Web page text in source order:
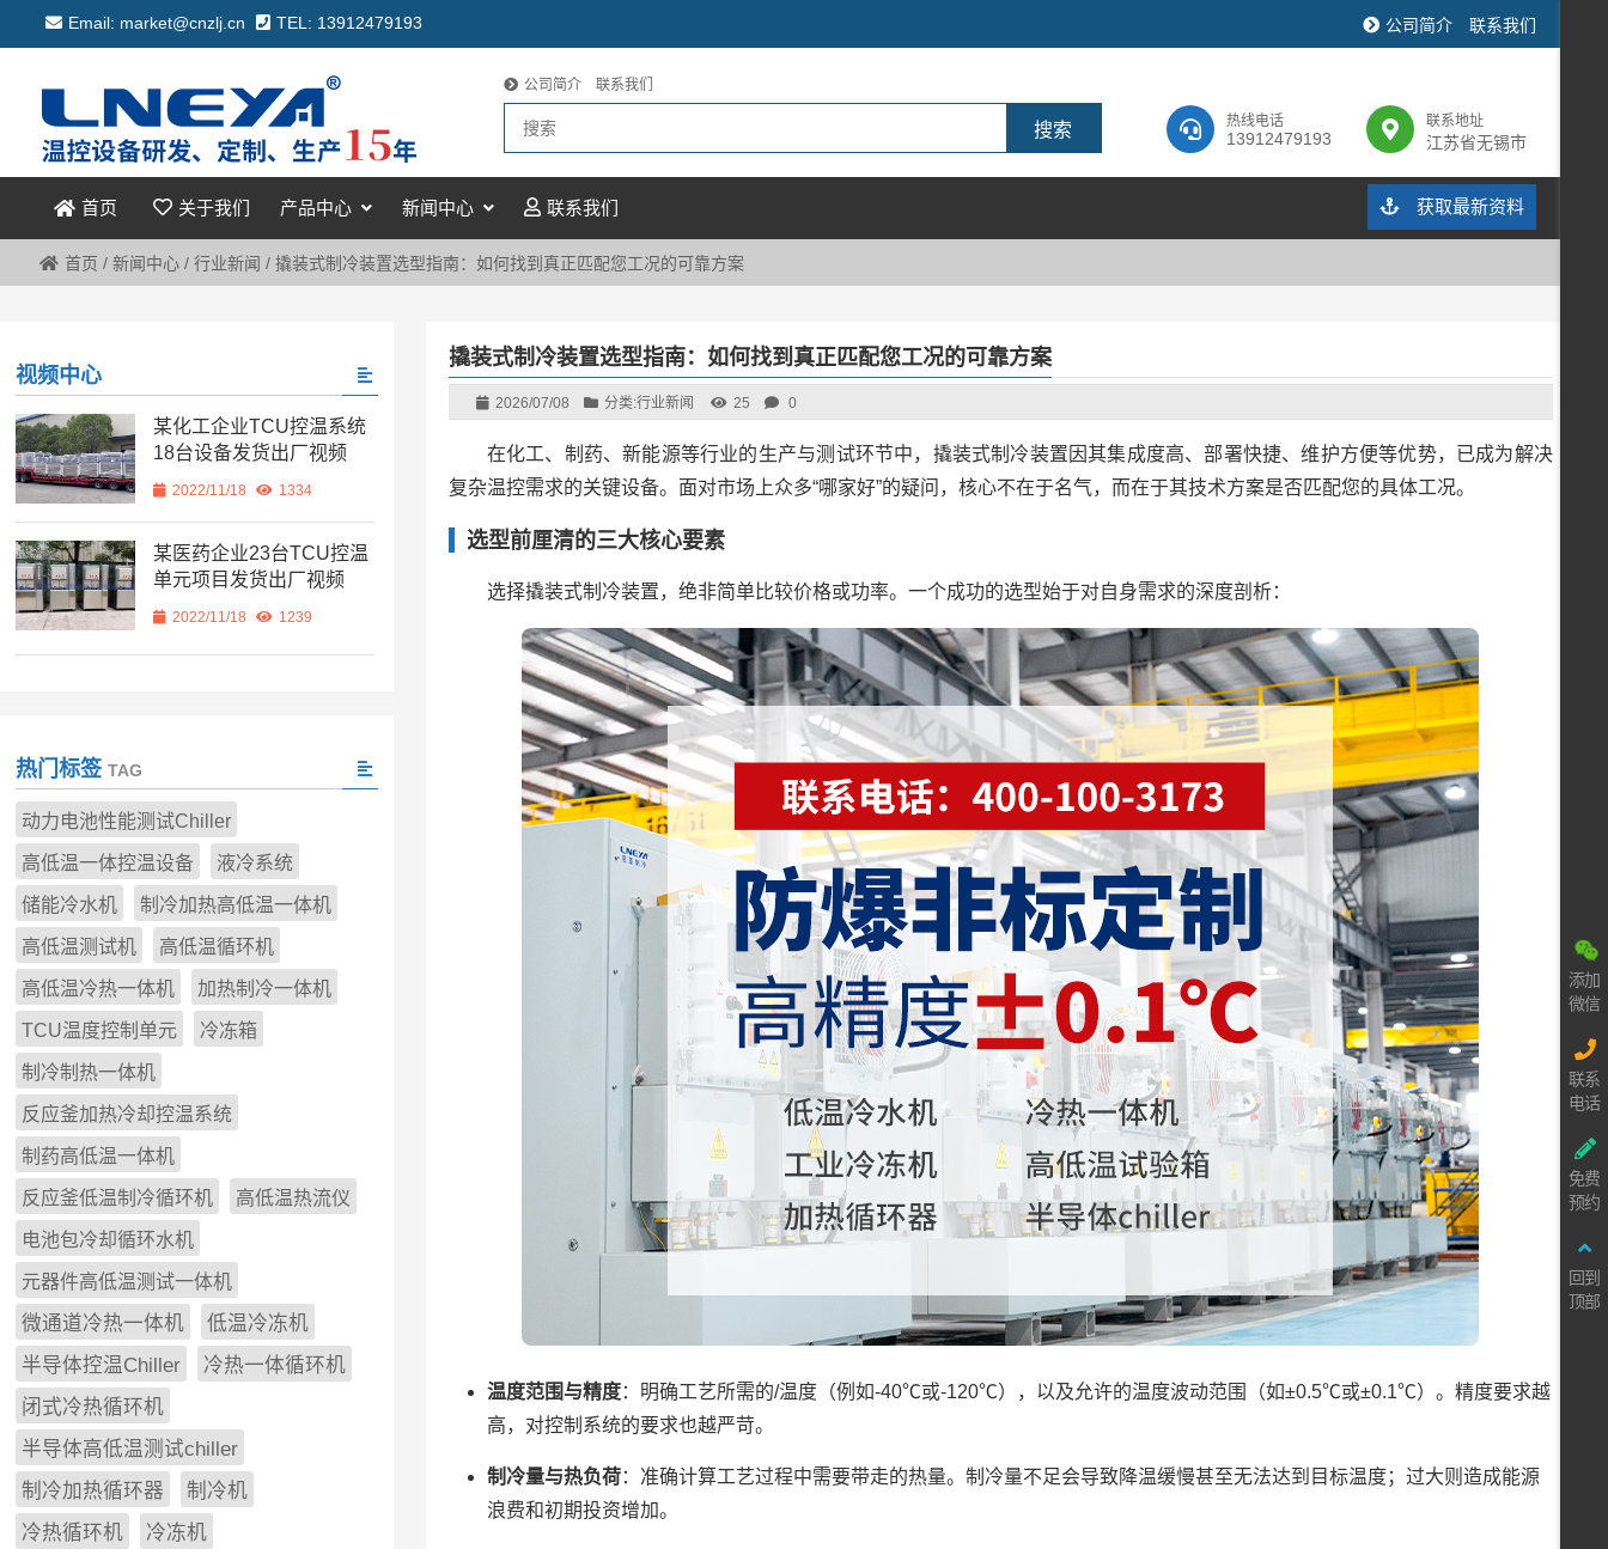
Email: market@cnzlj.cn TEL: 13912479193 公司简介 联系我们
热线电话
13912479193
联系地址
江苏省无锡市
公司简介 联系我们
首页 关于我们 产品中心 新闻中心 联系我们 获取最新资料
首页 / 新闻中心/ 行业新闻 / 撬装式制冷装置选型指南：如何找到真正匹配您工况的可靠方案
撬装式制冷装置选型指南：如何找到真正匹配您工况的可靠方案
2026/07/08 分类:行业新闻 25 0
在化工、制药、新能源等行业的生产与测试环节中，撬装式制冷装置因其集成度高、部署快捷、维护方便等优势，已成为解决
复杂温控需求的关键设备。面对市场上众多“哪家好”的疑问，核心不在于名气，而在于其技术方案是否匹配您的具体工况。
选型前厘清的三大核心要素
选择撬装式制冷装置，绝非简单比较价格或功率。一个成功的选型始于对自身需求的深度剖析：
温度范围与精度：明确工艺所需的/温度（例如-40℃或-120℃），以及允许的温度波动范围（如±0.5℃或±0.1℃）。精度要求越
高，对控制系统的要求也越严苛。
制冷量与热负荷：准确计算工艺过程中需要带走的热量。制冷量不足会导致降温缓慢甚至无法达到目标温度；过大则造成能源
浪费和初期投资增加。
视频中心
某化工企业TCU控温系统
18台设备发货出厂视频
2022/11/18 1334
某医药企业23台TCU控温
单元项目发货出厂视频
2022/11/18 1239
热门标签 TAG
动力电池性能测试Chiller
高低温一体控温设备 液冷系统
储能冷水机 制冷加热高低温一体机
高低温测试机 高低温循环机
高低温冷热一体机 加热制冷一体机
TCU温度控制单元 冷冻箱
制冷制热一体机
反应釜加热冷却控温系统
制药高低温一体机
反应釜低温制冷循环机 高低温热流仪
电池包冷却循环水机
元器件高低温测试一体机
微通道冷热一体机
低温冷冻机
半导体控温Chiller
冷热一体循环机
闭式冷热循环机
半导体高低温测试chiller
制冷加热循环器
制冷机
冷热循环机
冷冻机
添加
微信
联系
电话
免费
预约
回到
顶部